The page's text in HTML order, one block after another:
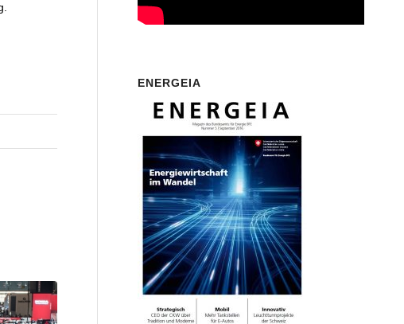
ENERGEIA